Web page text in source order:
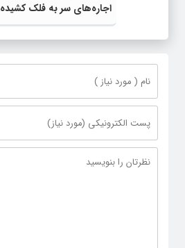
اجاره‌های سر به ‌فلک ‌کشیده